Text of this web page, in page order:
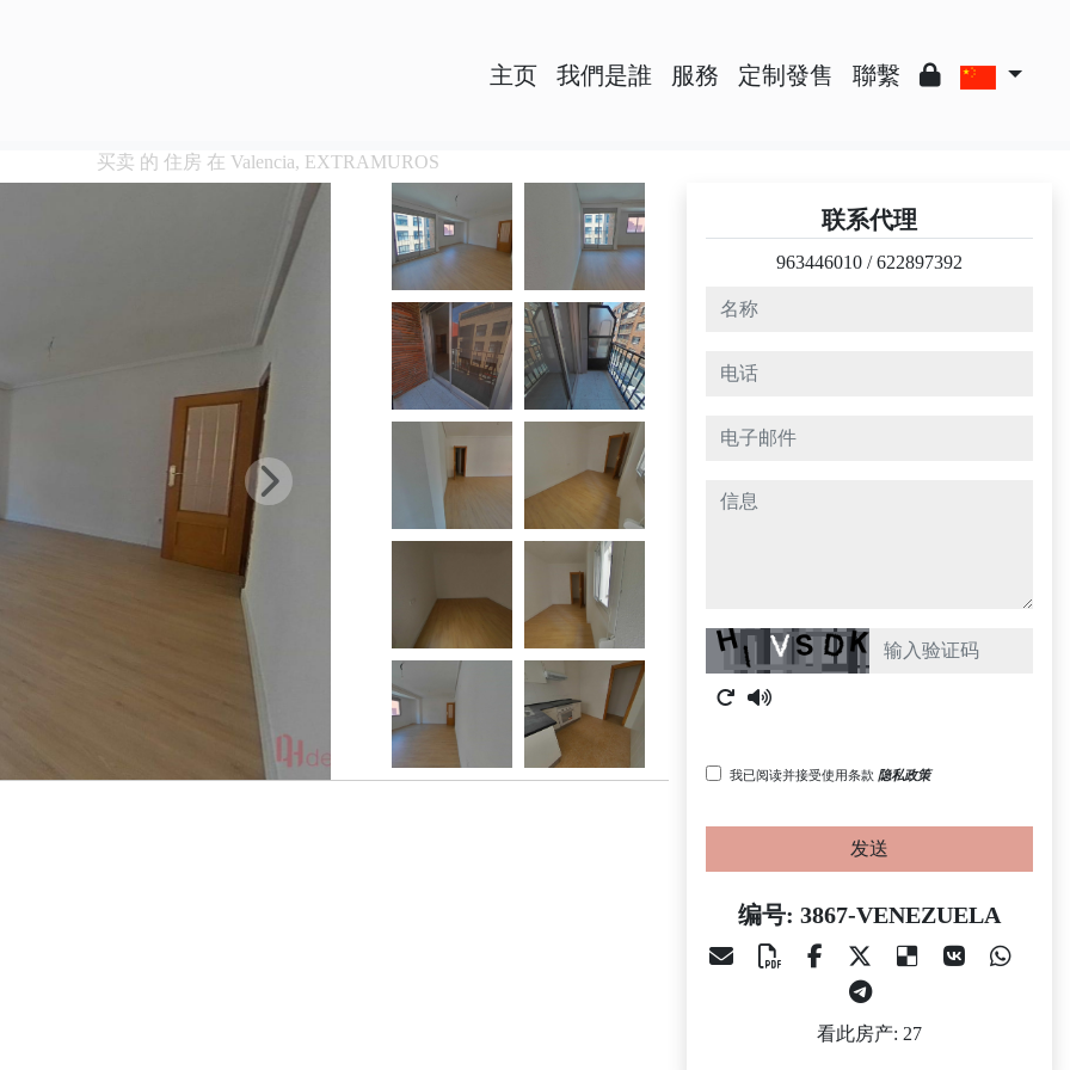
主页 我們是誰 服務 定制發售 聯繫
买卖 的 住房 在 Valencia, EXTRAMUROS
联系代理
963446010 /622897392
名称
电话
电子邮件
信息
Captcha
我已阅读并接受使用条款 隐私政策
发送
编号: 3867-VENEZUELA
看此房产: 27